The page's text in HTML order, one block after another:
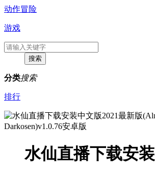
动作冒险
游戏
分类搜索
排行
水仙直播下载安装